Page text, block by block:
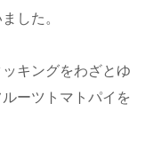
した。
キングをわざとゆ
ーツトマトパイを